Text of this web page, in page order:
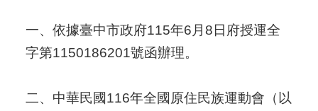
一、依據臺中市政府115年6月8日府授運全
字第1150186201號函辦理。
二、中華民國116年全國原住民族運動會（以